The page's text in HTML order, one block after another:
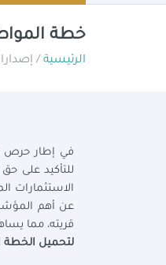
خطة
الرئيسية /
في إطار حرص
للتأكيد على
الاستثمارات
عن أهم
قريته، مما
لتحميل